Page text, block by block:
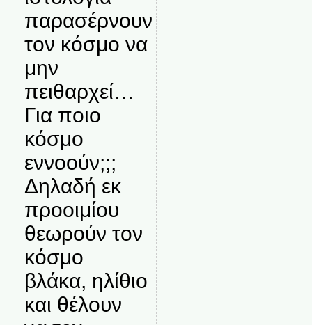
παρασέρνουν
τον κόσμο να
μην
πειθαρχεί…
Για ποιο
κόσμο
εννοούν;;;
Δηλαδή εκ
προοιμίου
θεωρούν τον
κόσμο
βλάκα, ηλίθιο
και θέλουν